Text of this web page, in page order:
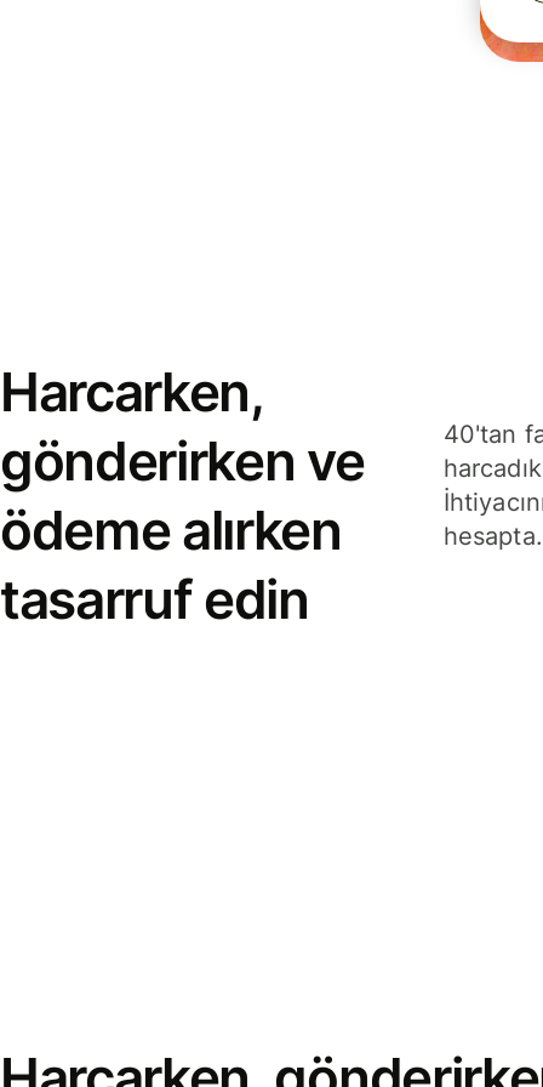
Harcarken,
gönderirken ve
ödeme alırken
tasarruf edin
40'tan
hesapta.